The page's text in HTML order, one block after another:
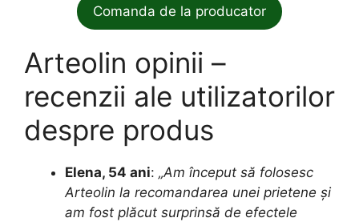
Comanda de la producator
Arteolin opinii –
recenzii ale utilizatorilor
despre produs
Elena, 54 ani: „Am început să folosesc
Arteolin la recomandarea unei prietene și
am fost plăcut surprinsă de efectele